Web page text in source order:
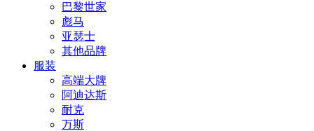
巴黎世家
彪马
亚瑟士
其他品牌
服装
高端大牌
阿迪达斯
耐克
万斯